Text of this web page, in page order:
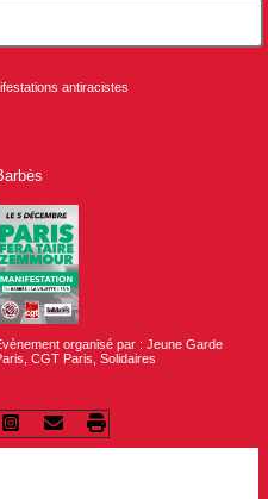
antiracistes
organisé par : Jeune Garde
CGT Paris, Solidaires